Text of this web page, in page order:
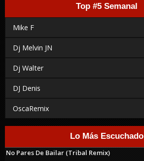
Top #5 Semanal
Mike F
Dj Melvin JN
Dj Walter
DJ Denis
OscaRemix
Lo Más Escuchado
No Pares De Bailar (Tribal Remix)